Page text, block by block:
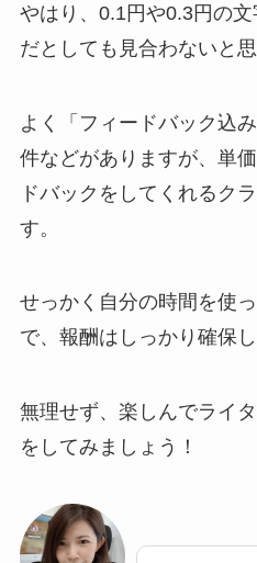
やはり、0.1円や0.3円の
だとしても見合わないと
よく「フィードバック込
件などがありますが、単
ドバックをしてくれるク
す。
せっかく自分の時間を使
で、報酬はしっかり確保
無理せず、楽しんでライ
をしてみましょう！